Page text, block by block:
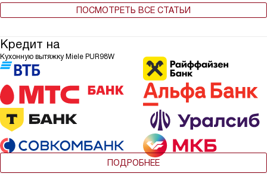
ПОСМОТРЕТЬ ВСЕ СТАТЬИ
Кредит на
Кухонную вытяжку Miele PUR98W
ПОДРОБНЕЕ